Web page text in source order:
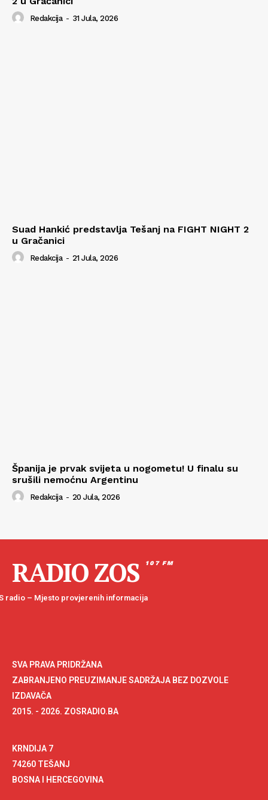
Redakcija - 31 Jula, 2026
Suad Hankić predstavlja Tešanj na FIGHT NIGHT 2
u Gračanici
Redakcija - 21 Jula, 2026
Španija je prvak svijeta u nogometu! U finalu su
srušili nemoćnu Argentinu
Redakcija - 20 Jula, 2026
RADIO ZOS 107 FM
radio – Mjesto provjerenih informacija
SVA PRAVA PRIDRŽANA
ZABRANJENO PREUZIMANJE SADRŽAJA BEZ DOZVOLE
IZDAVAČA
2015. - 2026. ZOSRADIO.BA
KRNDIJA 7
74260 TEŠANJ
BOSNA I HERCEGOVINA